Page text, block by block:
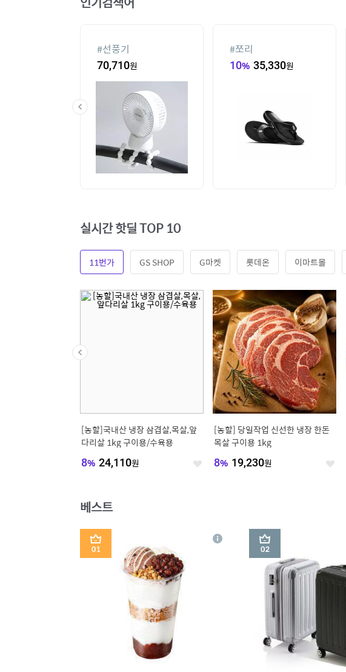
#선풍기
70,710원
#쪼리
10% 35,330원
실시간 핫딜 TOP 10
11번가 GS SHOP G마켓 롯데온 이마트몰
[농할]국내산 냉장 삼겹살,목살,앞
다리살 1kg 구이용/수육용
8% 24,110원 좋
[농할] 당일작업 신선한 냉장 한돈
목살 구이용 1kg
8% 19,230원 좋
베스트
1
상
2